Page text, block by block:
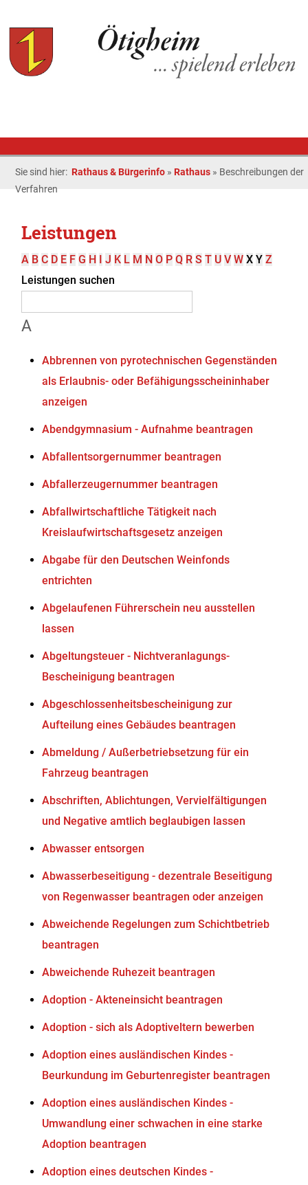
Sie sind hier: Rathaus & Bürgerinfo » Rathaus » Beschreibungen der
Verfahren
Leistungen
A B C D E F G H I J K L M N O P Q R S T U V W X Y Z
Leistungen suchen
A
Abbrennen von pyrotechnischen Gegenständen
als Erlaubnis- oder Befähigungsscheininhaber
anzeigen
Abendgymnasium - Aufnahme beantragen
Abfallentsorgernummer beantragen
Abfallerzeugernummer beantragen
Abfallwirtschaftliche Tätigkeit nach
Kreislaufwirtschaftsgesetz anzeigen
Abgabe für den Deutschen Weinfonds
entrichten
Abgelaufenen Führerschein neu ausstellen
lassen
Abgeltungsteuer - Nichtveranlagungs-
Bescheinigung beantragen
Abgeschlossenheitsbescheinigung zur
Aufteilung eines Gebäudes beantragen
Abmeldung / Außerbetriebsetzung für ein
Fahrzeug beantragen
Abschriften, Ablichtungen, Vervielfältigungen
und Negative amtlich beglaubigen lassen
Abwasser entsorgen
Abwasserbeseitigung - dezentrale Beseitigung
von Regenwasser beantragen oder anzeigen
Abweichende Regelungen zum Schichtbetrieb
beantragen
Abweichende Ruhezeit beantragen
Adoption - Akteneinsicht beantragen
Adoption - sich als Adoptiveltern bewerben
Adoption eines ausländischen Kindes -
Beurkundung im Geburtenregister beantragen
Adoption eines ausländischen Kindes -
Umwandlung einer schwachen in eine starke
Adoption beantragen
Adoption eines deutschen Kindes -